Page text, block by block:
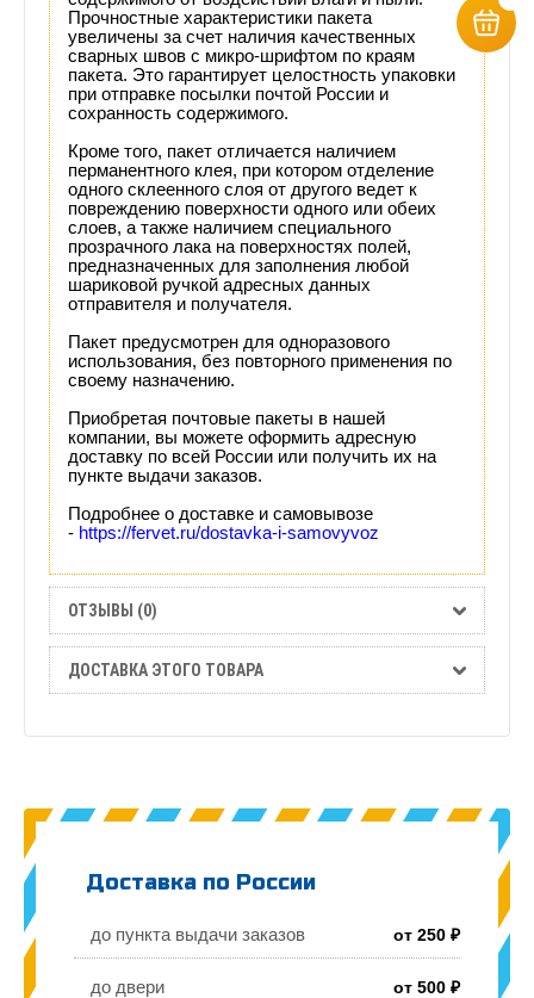
Прочностные характеристики пакета
увеличены за счет наличия качественных
сварных швов с микро-шрифтом по краям
пакета. Это гарантирует целостность упаковки
при отправке посылки почтой России и
сохранность содержимого.
Кроме того, пакет отличается наличием
перманентного клея, при котором отделение
одного склеенного слоя от другого ведет к
повреждению поверхности одного или обеих
слоев, а также наличием специального
прозрачного лака на поверхностях полей,
предназначенных для заполнения любой
шариковой ручкой адресных данных
отправителя и получателя.
Пакет предусмотрен для одноразового
использования, без повторного применения по
своему назначению.
Приобретая почтовые пакеты в нашей
компании, вы можете оформить адресную
доставку по всей России или получить их на
пункте выдачи заказов.
Подробнее о доставке и самовывозе
- https://fervet.ru/dostavka-i-samovyvoz
ОТЗЫВЫ (0)
ДОСТАВКА ЭТОГО ТОВАРА
Доставка по России
до пункта выдачи заказов от 250 ₽
до двери от 500 ₽